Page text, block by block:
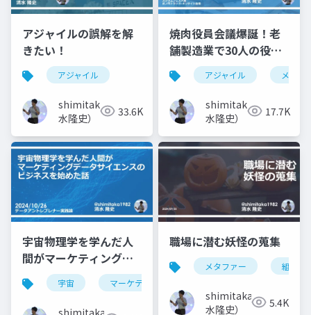
アジャイルの誤解を解
きたい！
アジャイル
shimitaka（清
水隆史）
33.6K
焼肉役員会議爆誕！老
舗製造業で30人の役員
相手に「アジャイルと
は美味しい焼肉を食べ
ること」とプレゼンし
た話
アジャイル メタフ
shimitaka（清
水隆史）
17.7K
宇宙物理学を学んだ人
間がマーケティングサ
イエンスのビジネスを
始めた話
宇宙 マーケティング
shimitaka（清
職場に潜む妖怪の蒐集
メタファー 組織課
shimitaka（清
水隆史）
5.4K